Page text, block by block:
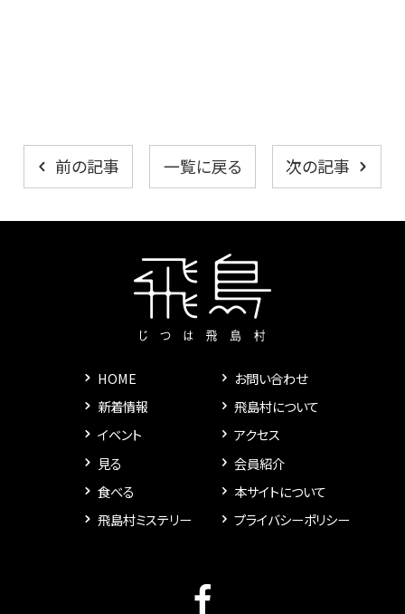
前の記事 一覧に戻る 次の記事
HOME
新着情報
イベント
見る
食べる
飛島村ミステリー
お問い合わせ
飛島村について
アクセス
会員紹介
本サイトについて
プライバシーポリシー